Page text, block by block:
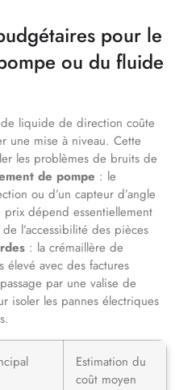
pour le
ou du fluide
liquide de direction coûte
une mise à niveau. Cette
les problèmes de bruits de
de pompe : le
ou d’un capteur d’angle
dépend essentiellement
l’accessibilité des pièces
: la crémaillère de
avec des factures
par une valise de
isoler les pannes électriques
Estimation du
coût moyen